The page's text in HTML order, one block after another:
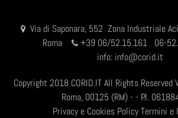
Via di Saponara, 552 Zona Industriale
Roma
+39 06/52.15.161 06-
info: info@corid.it
Copyright 2018 CORID.IT All Rights Reserved
Roma, 00125 (RM) - - P.I.
Privacy e Cookies Policy Termini e